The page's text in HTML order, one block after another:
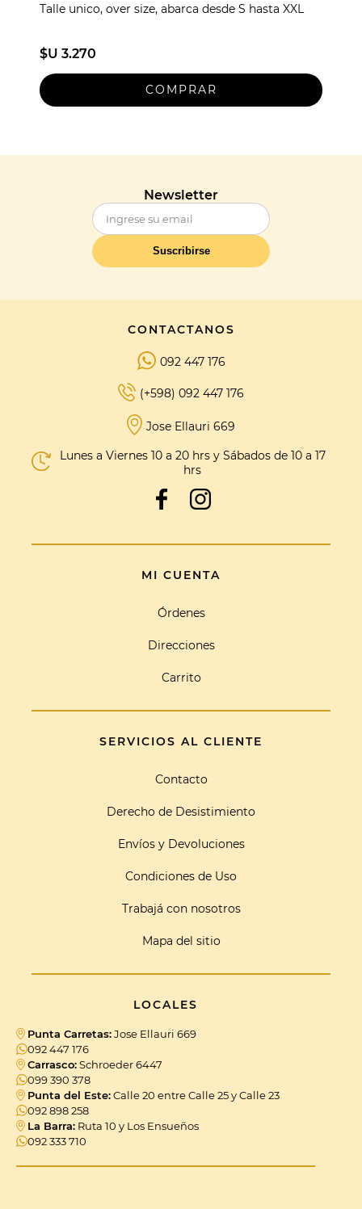
Talle unico, over size, abarca desde S hasta XXL
$U 3.270
Newsletter
Suscribirse
CONTACTANOS
092 447 176
(+598) 092 447 176
Jose Ellauri 669
Lunes a Viernes 10 a 20 hrs y Sábados de 10 a 17
hrs
MI CUENTA
Órdenes
Direcciones
Carrito
SERVICIOS AL CLIENTE
Contacto
Derecho de Desistimiento
Envíos y Devoluciones
Condiciones de Uso
Trabajá con nosotros
Mapa del sitio
LOCALES
Punta Carretas:Jose Ellauri 669
092 447 176
Carrasco:Schroeder 6447
099 390 378
Punta del Este:Calle 20 entre Calle 25 y Calle 23
092 898 258
La Barra: Ruta 10 y Los Ensueños
092 333 710